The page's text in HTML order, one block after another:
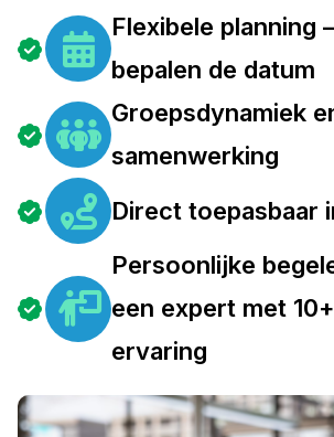
Flexibele planning
bepalen de datum
Groepsdynamiek
samenwerking
Direct toepasbaar
Persoonlijke
een expert met
ervaring